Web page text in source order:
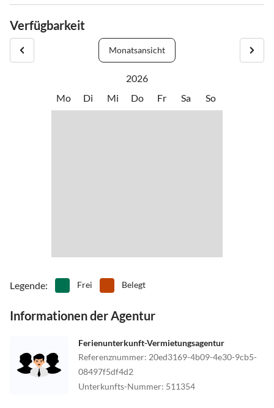
bis 20.00 Uhr besetzt. Sollten Sie später anreisen, hinterlegen wir
Ihren Schlüssel in einem Schlüsselsafe.
Verfügbarkeit
Monatsansicht
2026
Mo
Di Mi Do Fr Sa So
Legende: Frei Belegt
Informationen der Agentur
Ferienunterkunft-Vermietungsagentur
Referenznummer: 20ed3169-4b09-4e30-9cb5-
08497f5df4d2
Unterkunfts-Nummer: 511354